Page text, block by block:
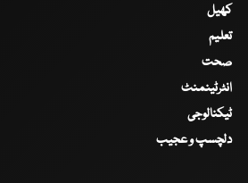
کھیل
تعلیم
صحت
انٹرٹینمنٹ
ٹیکنالوجی
دلچسپ و عجیب